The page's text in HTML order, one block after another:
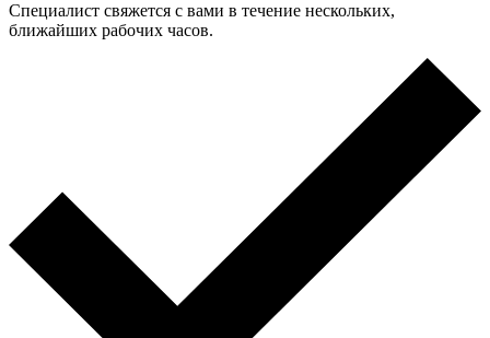
Специалист свяжется с вами в течение нескольких,
ближайших рабочих часов.